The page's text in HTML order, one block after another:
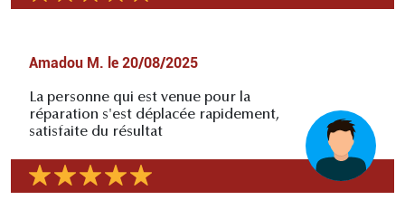
Amadou M. le 20/08/2025
La personne qui est venue pour la
réparation s'est déplacée rapidement,
satisfaite du résultat